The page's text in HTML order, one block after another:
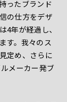
ったブランド
の仕方をデザ
4年が経過し、
す。我々のス
定め、さらに
メーカー発ブ